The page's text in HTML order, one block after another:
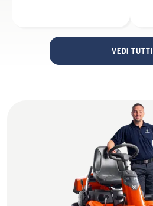
VEDI TUTTI